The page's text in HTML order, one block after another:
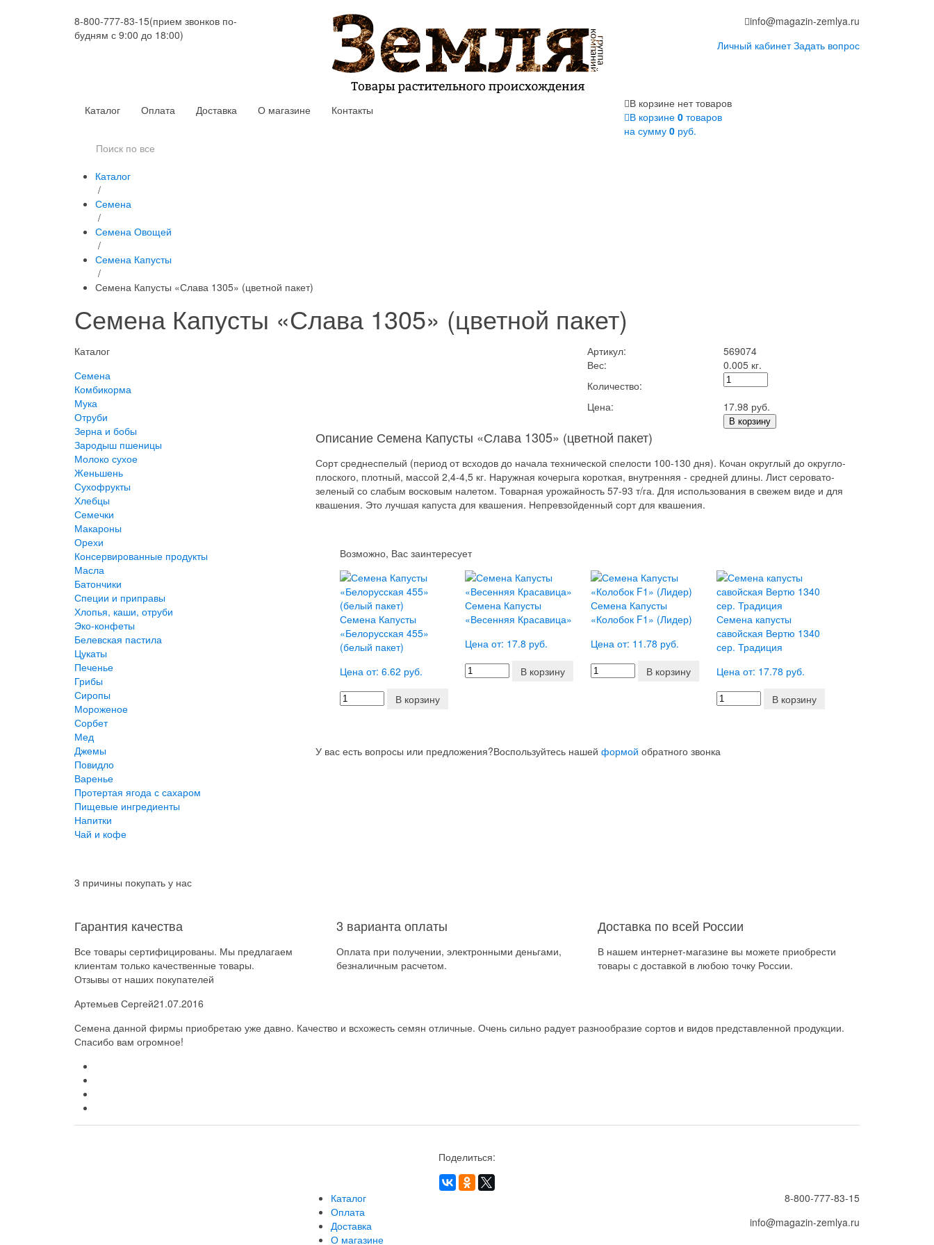
8-800-777-83-15(прием звонков по-
будням с 9:00 до 18:00)
info@magazin-zemlya.ru
Личный кабинет Задать вопрос
Каталог Оплата Доставка О магазине Контакты
В корзине нет товаров
В корзине 0 товаров
на сумму 0 руб.
Каталог
/
Семена
/
Семена Овощей
/
Семена Капусты
/
Семена Капусты «Слава 1305» (цветной пакет)
Семена Капусты «Слава 1305» (цветной пакет)
Каталог
Семена
Комбикорма
Мука
Отруби
Зерна и бобы
Зародыш пшеницы
Молоко сухое
Женьшень
Сухофрукты
Хлебцы
Семечки
Макароны
Орехи
Консервированные продукты
Масла
Батончики
Специи и приправы
Хлопья, каши, отруби
Эко-конфеты
Белевская пастила
Цукаты
Печенье
Грибы
Сиропы
Мороженое
Сорбет
Мед
Джемы
Повидло
Варенье
Протертая ягода с сахаром
Пищевые ингредиенты
Напитки
Чай и кофе
Артикул:
569074
Вес:
0.005 кг.
Количество:
Цена:
17.98 руб.
В корзину
Описание Семена Капусты «Слава 1305» (цветной пакет)
Сорт среднеспелый (период от всходов до начала технической спелости 100-130 дня). Кочан округлый до округло-
плоского, плотный, массой 2,4-4,5 кг. Наружная кочерыга короткая, внутренняя - средней длины. Лист серовато-
зеленый со слабым восковым налетом. Товарная урожайность 57-93 т/га. Для использования в свежем виде и для
квашения. Это лучшая капуста для квашения. Непревзойденный сорт для квашения.
Возможно, Вас заинтересует
Семена Капусты
«Белорусская 455»
(белый пакет)
Цена от: 6.62 руб.
В корзину
Семена Капусты
«Весенняя Красавица»
Цена от: 17.8 руб.
В корзину
Семена Капусты
«Колобок F1» (Лидер)
Цена от: 11.78 руб.
В корзину
Семена капусты
савойская Вертю 1340
сер. Традиция
Цена от: 17.78 руб.
В корзину
У вас есть вопросы или предложения?Воспользуйтесь нашей формой обратного звонка
3 причины покупать у нас
Гарантия качества
Все товары сертифицированы. Мы предлагаем
клиентам только качественные товары.
3 варианта оплаты
Оплата при получении, электронными деньгами,
безналичным расчетом.
Доставка по всей России
В нашем интернет-магазине вы можете приобрести
товары с доставкой в любою точку России.
Отзывы от наших покупателей
Артемьев Сергей21.07.2016
Семена данной фирмы приобретаю уже давно. Качество и всхожесть семян отличные. Очень сильно радует разнообразие сортов и видов представленной продукции.
Спасибо вам огромное!
Поделиться:
Каталог
Оплата
Доставка
О магазине
8-800-777-83-15
info@magazin-zemlya.ru